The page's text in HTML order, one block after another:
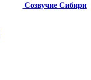
Созвучие Сибири